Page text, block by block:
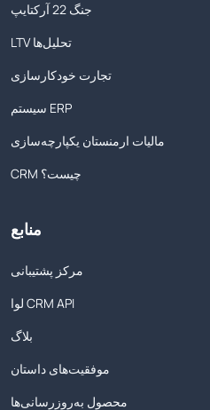
جنگ 22 آرکتایپ
LTV تحلیل‌ها
تجارت خودکارسازی
سیستم ERP
مالیات ارمنستان یکپارچه‌سازی
CRM چیست؟
منابع
مرکز پشتیبانی
لوا CRM API
بلاگ
موفقیت‌های داستان
محصول به‌روزرسانی‌ها